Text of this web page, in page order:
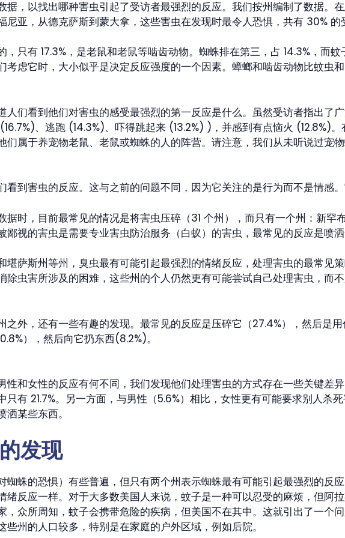
据，以找出哪种害虫引起了受访者最强烈的反应。我们按州编制了数据。
尼亚，从德克萨斯到蒙大拿，这些害虫在发现时最令人恐惧，共有 30% 的
，只有 17.3%，是老鼠和老鼠等啮齿动物。蜘蛛排在第三，占 14.3%，而
考虑它时，大小似乎是决定反应强度的一个因素。蟑螂和啮齿动物比蚊虫和
人们看到他们对害虫的感受最强烈的第一反应是什么。虽然受访者指出了
、逃跑 (14.3%)、吓得跳起来 (13.2%) )，并感到有点恼火 (12.8%)
们属于养宠物老鼠、老鼠或蜘蛛的人的阵营。请注意，我们从未听说过宠
看到害虫的反应。这与之前的问题不同，因为它关注的是行为而不是情感
据时，目前最常见的情况是将害虫压碎（31 个州），而只有一个州：新
鄙视的害虫是需要专业害虫防治服务（白蚁）的害虫，最常见的反应是喷洒
堪萨斯州等州，臭虫最有可能引起最强烈的情绪反应，处理害虫的最常见
除虫害所涉及的困难，这些州的个人仍然更有可能尝试自己处理害虫，而不
之外，还有一些有趣的发现。最常见的反应是压碎它（27.4%），然后是
），然后向它扔东西(8.2%)。
性和女性的反应有何不同，我们发现他们处理害虫的方式存在一些关键差
只有 21.7%。另一方面，与男性（5.6%）相比，女性更有可能要求别人杀
某些东西。
发现
蜘蛛的恐惧）有些普遍，但只有两个州表示蜘蛛最有可能引起最强烈的反
绪反应一样。对于大多数美国人来说，蚊子是一种可以忍受的麻烦，但阿
，众所周知，蚊子会携带危险的疾病，但美国不在其中。这就引出了一个
些州的人口较多，特别是在家庭的户外区域，例如后院。